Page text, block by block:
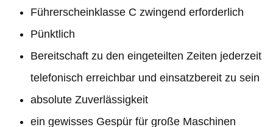
Führerscheinklasse C zwingend erforderlich
Pünktlich
Bereitschaft zu den eingeteilten Zeiten jederzeit
telefonisch erreichbar und einsatzbereit zu sein
absolute Zuverlässigkeit
ein gewisses Gespür für große Maschinen